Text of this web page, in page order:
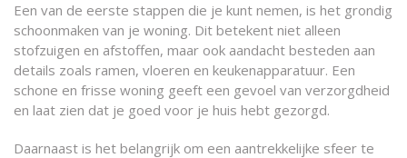
Een van de eerste stappen die je kunt nemen, is het grondig
schoonmaken van je woning. Dit betekent niet alleen
stofzuigen en afstoffen, maar ook aandacht besteden aan
details zoals ramen, vloeren en keukenapparatuur. Een
schone en frisse woning geeft een gevoel van verzorgdheid
en laat zien dat je goed voor je huis hebt gezorgd.
Daarnaast is het belangrijk om een aantrekkelijke sfeer te